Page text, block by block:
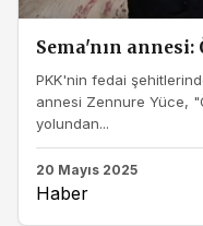
Sema'nın
PKK'nin fedai
annesi Zennure Yüce,
yolundan...
20 Mayıs 2025
Haber